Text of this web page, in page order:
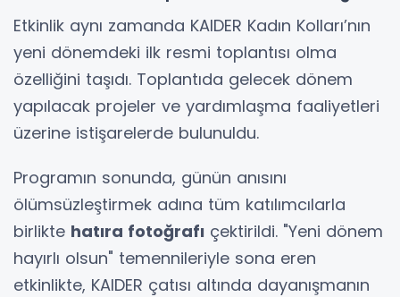
Etkinlik aynı zamanda KAIDER Kadın Kolları’nın
yeni dönemdeki ilk resmi toplantısı olma
özelliğini taşıdı. Toplantıda gelecek dönem
yapılacak projeler ve yardımlaşma faaliyetleri
üzerine istişarelerde bulunuldu.
Programın sonunda, günün anısını
ölümsüzleştirmek adına tüm katılımcılarla
birlikte hatıra fotoğrafı çektirildi. "Yeni dönem
hayırlı olsun" temennileriyle sona eren
etkinlikte, KAIDER çatısı altında dayanışmanın